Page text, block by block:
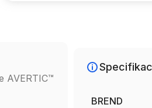
AVERTIC™
BREND